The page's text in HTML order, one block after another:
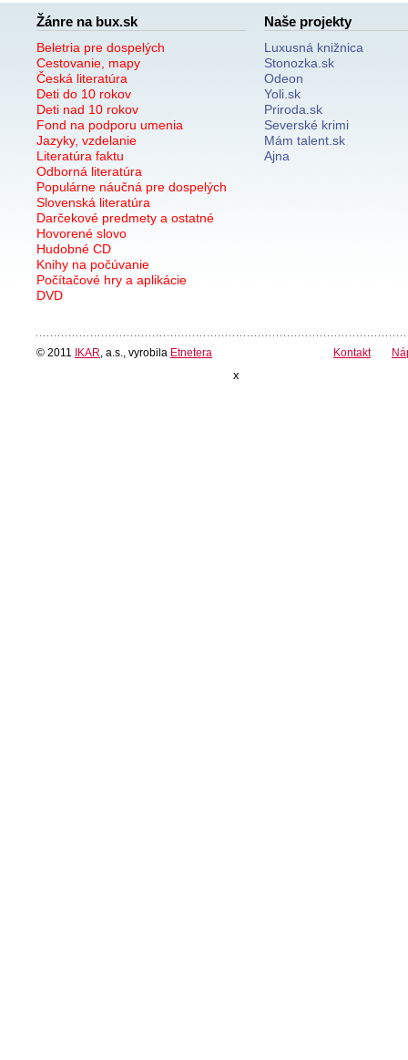
Žánre na bux.sk
Beletria pre dospelých
Cestovanie, mapy
Česká literatúra
Deti do 10 rokov
Deti nad 10 rokov
Fond na podporu umenia
Jazyky, vzdelanie
Literatúra faktu
Odborná literatúra
Populárne náučná pre dospelých
Slovenská literatúra
Darčekové predmety a ostatné
Hovorené slovo
Hudobné CD
Knihy na počúvanie
Počítačové hry a aplikácie
DVD
Naše projekty
Luxusná knižnica
Stonozka.sk
Odeon
Yoli.sk
Priroda.sk
Severské krimi
Mám talent.sk
Ajna
© 2011 IKAR , a.s., vyrobila Etnetera Kontakt
x